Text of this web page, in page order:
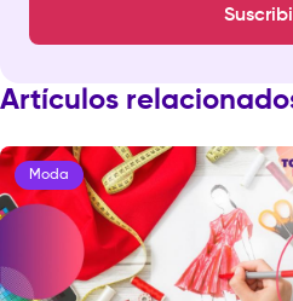
Artículos
Moda